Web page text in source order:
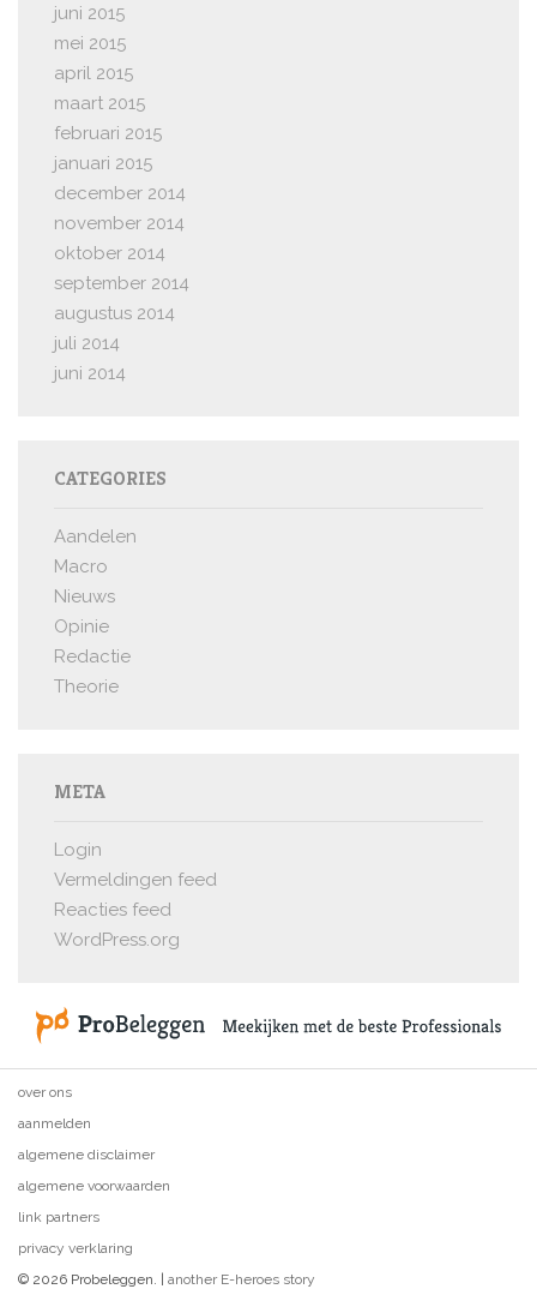
juni 2015
mei 2015
april 2015
maart 2015
februari 2015
januari 2015
december 2014
november 2014
oktober 2014
september 2014
augustus 2014
juli 2014
juni 2014
CATEGORIES
Aandelen
Macro
Nieuws
Opinie
Redactie
Theorie
META
Login
Vermeldingen feed
Reacties feed
WordPress.org
over ons
aanmelden
algemene disclaimer
algemene voorwaarden
link partners
privacy verklaring
© 2026 Probeleggen. | another E-heroes story